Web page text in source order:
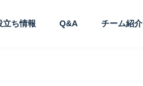
立ち情報 Q&A チーム紹介